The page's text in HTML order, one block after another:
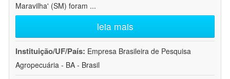
Maravilha' (SM) foram ...
leia mais
Instituição/UF/País: Empresa Brasileira de Pesquisa
Agropecuária - BA - Brasil